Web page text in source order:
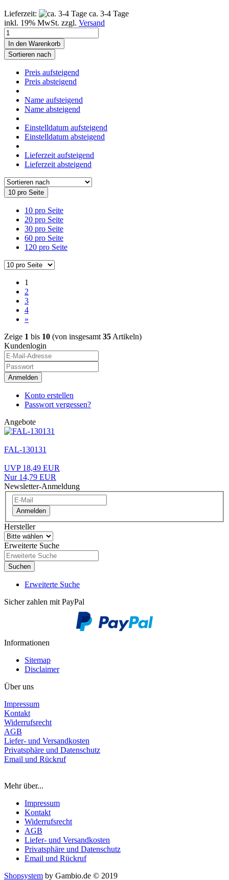
Lieferzeit:
ca. 3-4 Tage
inkl. 19% MwSt. zzgl. Versand
In den Warenkorb
Sortieren nach
Preis aufsteigend
Preis absteigend
Name aufsteigend
Name absteigend
Einstelldatum aufsteigend
Einstelldatum absteigend
Lieferzeit aufsteigend
Lieferzeit absteigend
10 pro Seite
10 pro Seite
20 pro Seite
30 pro Seite
60 pro Seite
120 pro Seite
1
2
3
4
»
Zeige 1 bis 10 (von insgesamt 35 Artikeln)
Kundenlogin
Anmelden
Konto erstellen
Passwort vergessen?
Angebote
FAL-130131
UVP 18,49 EUR
Nur 14,79 EUR
Newsletter-Anmeldung
Anmelden
Hersteller
Erweiterte Suche
Suchen
Erweiterte Suche
Sicher zahlen mit PayPal
Informationen
Sitemap
Disclaimer
Über uns
Impressum
Kontakt
Widerrufsrecht
AGB
Liefer- und Versandkosten
Privatsphäre und Datenschutz
Email und Rückruf
Mehr über...
Impressum
Kontakt
Widerrufsrecht
AGB
Liefer- und Versandkosten
Privatsphäre und Datenschutz
Email und Rückruf
Shopsystem by Gambio.de © 2019